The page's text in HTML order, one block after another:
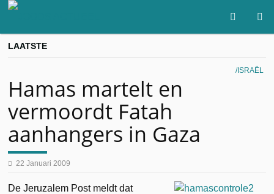
LAATSTE
ISRAËL
Hamas martelt en
vermoordt Fatah
aanhangers in Gaza
22 Januari 2009
De Jeruzalem Post meldt dat